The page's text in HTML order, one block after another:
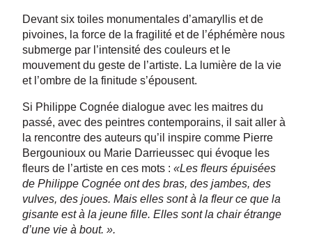
Devant six toiles monumentales d’amaryllis et de
pivoines, la force de la fragilité et de l’éphémère nous
submerge par l’intensité des couleurs et le
mouvement du geste de l’artiste. La lumière de la vie
et l’ombre de la finitude s’épousent.
Si Philippe Cognée dialogue avec les maitres du
passé, avec des peintres contemporains, il sait aller à
la rencontre des auteurs qu’il inspire comme Pierre
Bergounioux ou Marie Darrieussec qui évoque les
fleurs de l’artiste en ces mots : «Les fleurs épuisées
de Philippe Cognée ont des bras, des jambes, des
vulves, des joues. Mais elles sont à la fleur ce que la
gisante est à la jeune fille. Elles sont la chair étrange
d’une vie à bout. ».